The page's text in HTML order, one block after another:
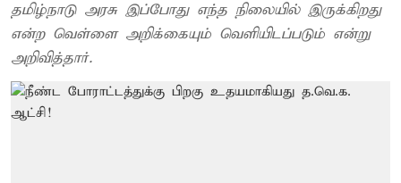
தமிழ்நாடு அரசு இப்போது எந்த நிலையில் இருக்கிறது
என்ற வெள்ளை அறிக்கையும் வெளியிடப்படும் என்று
அறிவித்தார்.